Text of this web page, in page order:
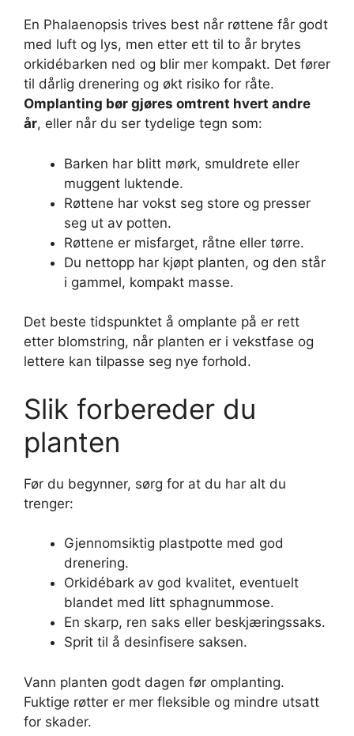
En Phalaenopsis trives best når røttene får godt
med luft og lys, men etter ett til to år brytes
orkidébarken ned og blir mer kompakt. Det fører
til dårlig drenering og økt risiko for råte.
Omplanting bør gjøres omtrent hvert andre
år, eller når du ser tydelige tegn som:
Barken har blitt mørk, smuldrete eller
muggent luktende.
Røttene har vokst seg store og presser
seg ut av potten.
Røttene er misfarget, råtne eller tørre.
Du nettopp har kjøpt planten, og den står
i gammel, kompakt masse.
Det beste tidspunktet å omplante på er rett
etter blomstring, når planten er i vekstfase og
lettere kan tilpasse seg nye forhold.
Slik forbereder du
planten
Før du begynner, sørg for at du har alt du
trenger:
Gjennomsiktig plastpotte med god
drenering.
Orkidébark av god kvalitet, eventuelt
blandet med litt sphagnummose.
En skarp, ren saks eller beskjæringssaks.
Sprit til å desinfisere saksen.
Vann planten godt dagen før omplanting.
Fuktige røtter er mer fleksible og mindre utsatt
for skader.